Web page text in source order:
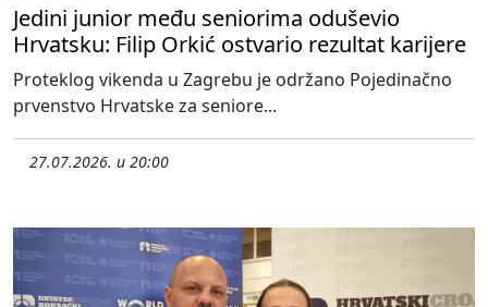
Jedini junior među seniorima oduševio
Hrvatsku: Filip Orkić ostvario rezultat karijere
Proteklog vikenda u Zagrebu je održano Pojedinačno
prvenstvo Hrvatske za seniore...
27.07.2026. u 20:00